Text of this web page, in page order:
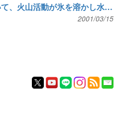
太古の火星において、火山活動が氷を溶かし水を生んだかもしれない
2001/03/15